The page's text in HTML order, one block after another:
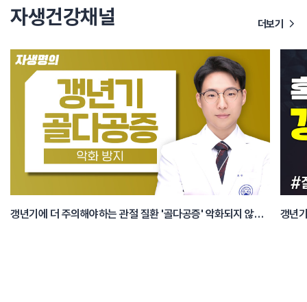
자생건강채널
더보기
갱년기에 더 주의해야하는 관절 질환 '골다공증' 악화되지 않는 생활습관 알아보기 갱년